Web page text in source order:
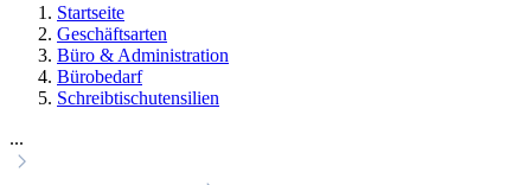
Startseite
Geschäftsarten
Büro & Administration
Bürobedarf
Schreibtischutensilien
...